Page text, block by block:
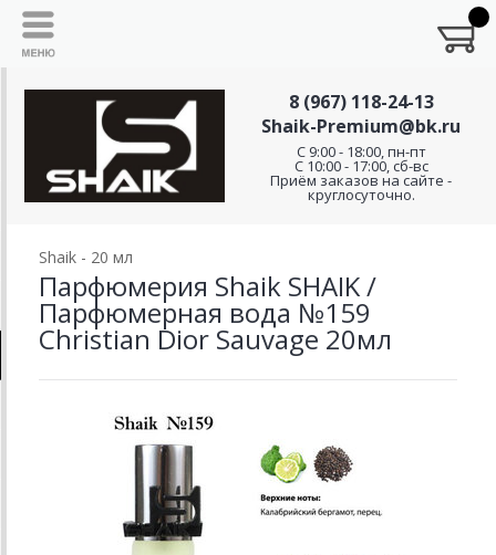
8 (967) 118-24-13
Shaik-Premium@bk.ru
C 9:00 - 18:00, пн-пт
С 10:00 - 17:00, сб-вс
Приём заказов на сайте -
круглосуточно.
Shaik - 20 мл
Парфюмерия Shaik SHAIK /
Парфюмерная вода №159
Christian Dior Sauvage 20мл